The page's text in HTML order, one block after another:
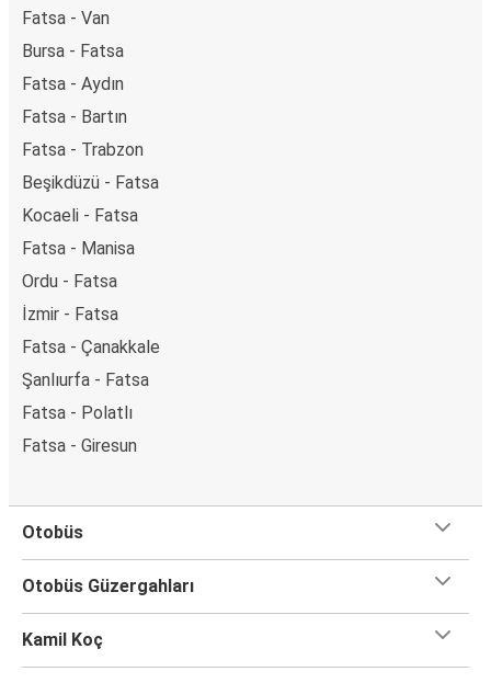
Fatsa - Van
Bursa - Fatsa
Fatsa - Aydın
Fatsa - Bartın
Fatsa - Trabzon
Beşikdüzü - Fatsa
Kocaeli - Fatsa
Fatsa - Manisa
Ordu - Fatsa
İzmir - Fatsa
Fatsa - Çanakkale
Şanlıurfa - Fatsa
Fatsa - Polatlı
Fatsa - Giresun
Otobüs
Otobüs Güzergahları
Kamil Koç